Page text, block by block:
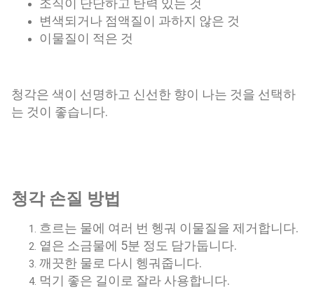
조직이 단단하고 탄력 있는 것
변색되거나 점액질이 과하지 않은 것
이물질이 적은 것
청각은 색이 선명하고 신선한 향이 나는 것을 선택하
는 것이 좋습니다.
청각 손질 방법
흐르는 물에 여러 번 헹궈 이물질을 제거합니다.
옅은 소금물에 5분 정도 담가둡니다.
깨끗한 물로 다시 헹궈줍니다.
먹기 좋은 길이로 잘라 사용합니다.